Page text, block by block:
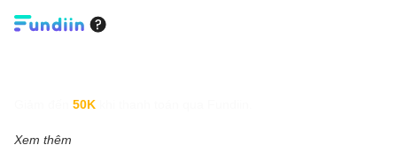
50K
Xem thêm